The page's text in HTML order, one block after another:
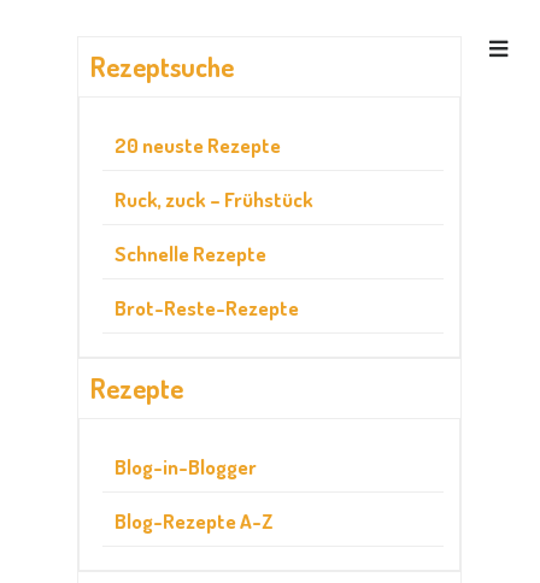
Rezeptsuche
20 neuste Rezepte
Ruck, zuck – Frühstück
Schnelle Rezepte
Brot-Reste-Rezepte
Rezepte
Blog-in-Blogger
Blog-Rezepte A-Z